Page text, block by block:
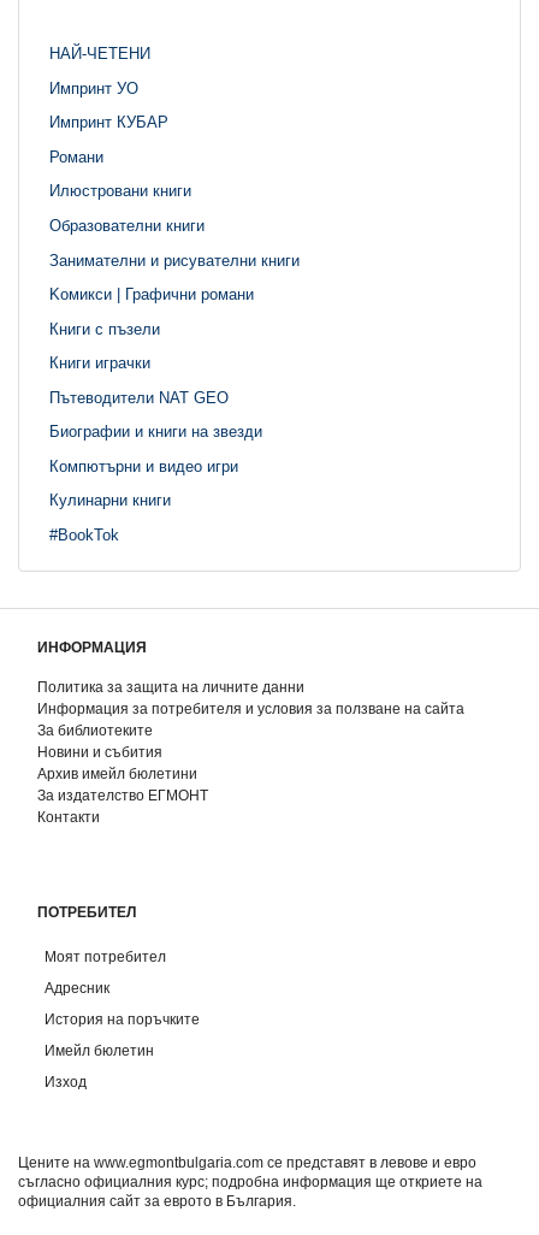
НАЙ-ЧЕТЕНИ
Импринт УО
Импринт КУБАР
Романи
Илюстровани книги
Образователни книги
Занимателни и рисувателни книги
Kомикси | Графични романи
Книги с пъзели
Книги играчки
Пътеводители NAT GEO
Биографии и книги на звезди
Компютърни и видео игри
Кулинарни книги
#BookTok
ИНФОРМАЦИЯ
Политика за защита на личните данни
Информация за потребителя и условия за ползване на сайта
За библиотеките
Новини и събития
Архив имейл бюлетини
За издателство ЕГМОНТ
Контакти
ПОТРЕБИТЕЛ
Моят потребител
Адресник
История на поръчките
Имейл бюлетин
Изход
Цените на www.egmontbulgaria.com се представят в левове и евро
съгласно официалния курс; подробна информация ще откриете на
официалния сайт за еврото в България